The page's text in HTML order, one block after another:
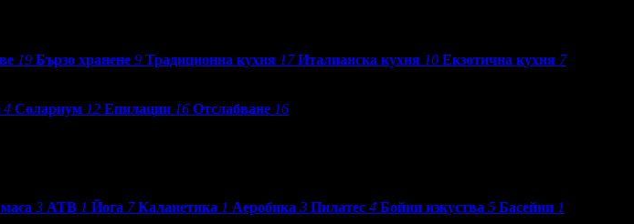
19 Бързо хранене 9 Традиционна кухня 17 Италианска кухня 10 Екзотична кухня 7
4 Солариум 12 Епилации 16 Отслабване 16
3 АТВ 1 Йога 7 Каланетика 1 Аеробика 3 Пилатес 4 Бойни изкуства 5 Басейни 1